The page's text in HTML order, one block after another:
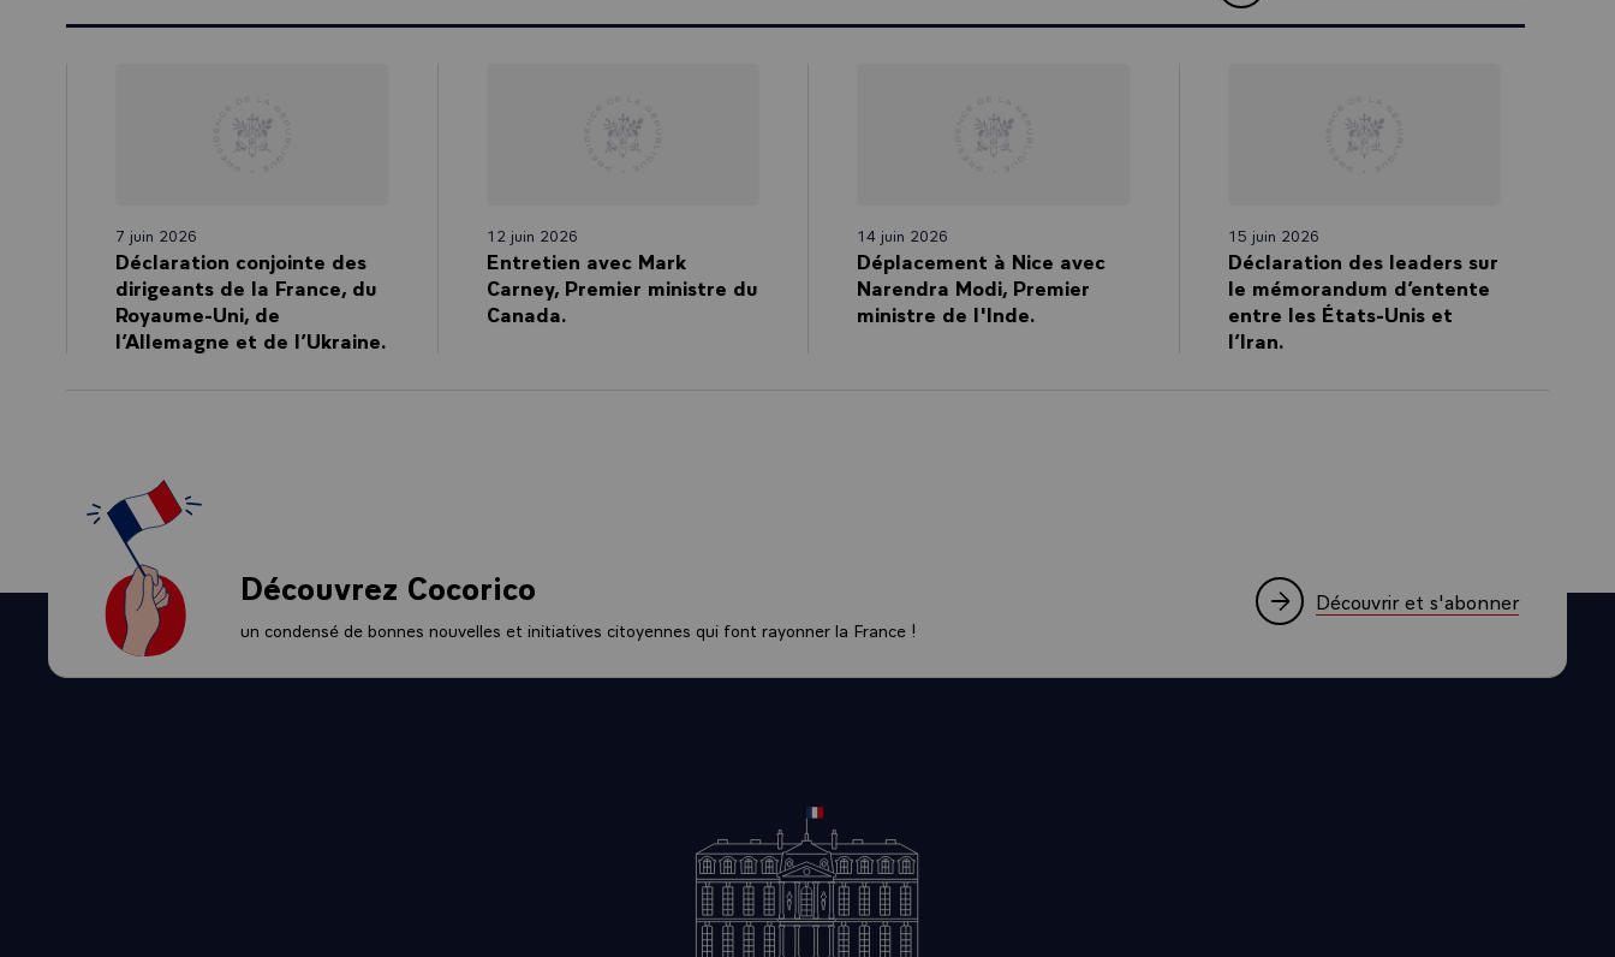
7 juin 2026
Déclaration conjointe des
dirigeants de la France, du
Royaume-Uni, de
l’Allemagne et de l’Ukraine.
12 juin 2026
Entretien avec Mark
Carney, Premier ministre du
Canada.
14 juin 2026
Déplacement à Nice avec
Narendra Modi, Premier
ministre de l'Inde.
15 juin 2026
Déclaration des leaders sur
le mémorandum d’entente
entre les États-Unis et
l’Iran.
Découvrez Cocorico
un condensé de bonnes nouvelles et initiatives citoyennes qui font rayonner la France !
Découvrir et s'abonner